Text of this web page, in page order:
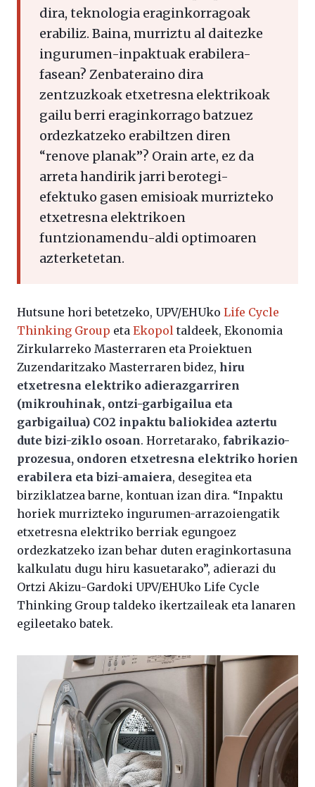
dira, teknologia eraginkorragoak
erabiliz. Baina, murriztu al daitezke
ingurumen-inpaktuak erabilera-
fasean? Zenbateraino dira
zentzuzkoak etxetresna elektrikoak
gailu berri eraginkorrago batzuez
ordezkatzeko erabiltzen diren
“renove planak”? Orain arte, ez da
arreta handirik jarri berotegi-
efektuko gasen emisioak murrizteko
etxetresna elektrikoen
funtzionamendu-aldi optimoaren
azterketetan.
Hutsune hori betetzeko, UPV/EHUko Life Cycle
Thinking Group eta Ekopol taldeek, Ekonomia
Zirkularreko Masterraren eta Proiektuen
Zuzendaritzako Masterraren bidez, hiru
etxetresna elektriko adierazgarriren
(mikrouhinak, ontzi-garbigailua eta
garbigailua) CO2 inpaktu baliokidea aztertu
dute bizi-ziklo osoan. Horretarako, fabrikazio-
prozesua, ondoren etxetresna elektriko horien
erabilera eta bizi-amaiera, desegitea eta
birziklatzea barne, kontuan izan dira. “Inpaktu
horiek murrizteko ingurumen-arrazoiengatik
etxetresna elektriko berriak egungoez
ordezkatzeko izan behar duten eraginkortasuna
kalkulatu dugu hiru kasuetarako”, adierazi du
Ortzi Akizu-Gardoki UPV/EHUko Life Cycle
Thinking Group taldeko ikertzaileak eta lanaren
egileetako batek.